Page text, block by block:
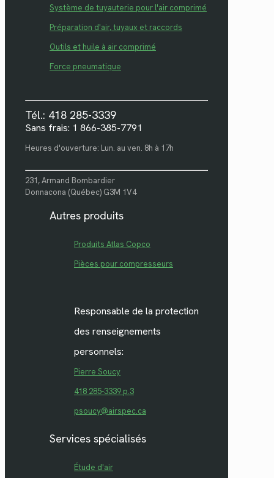
Système de tuyauterie pour l'air comprimé
Préparation d'air, tuyaux et raccords
Outils et huile à air comprimé
Force pneumatique
Tél.: 418 285-3339
Sans frais: 1 866-385-7791
Heures d'ouverture: Lun. au ven. 8h à 17h
231, Armand Bombardier
Donnacona (Québec) G3M 1V4
Autres produits
Produits Atlas Copco
Pièces pour compresseurs
Responsable de la protection
des renseignements
personnels:
Pierre Soucy
418 285-3339 p.3
psoucy@airspec.ca
Services spécialisés
Étude d'air